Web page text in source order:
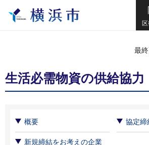
最
生活必需物資の供給協力
概要 協定締
新規締結をお考えの企業